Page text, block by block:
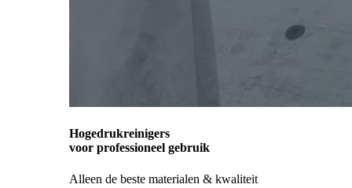
Hogedrukreinigers
voor professioneel gebruik
Alleen de beste materialen & kwaliteit